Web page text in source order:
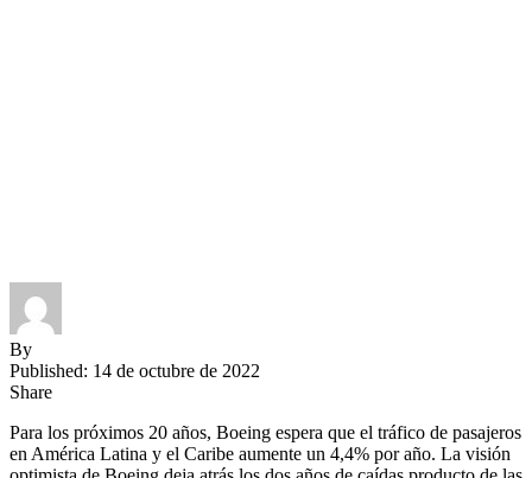
By
Published: 14 de octubre de 2022
Share
Para los próximos 20 años, Boeing espera que el tráfico de pasajeros
en América Latina y el Caribe aumente un 4,4% por año. La visión